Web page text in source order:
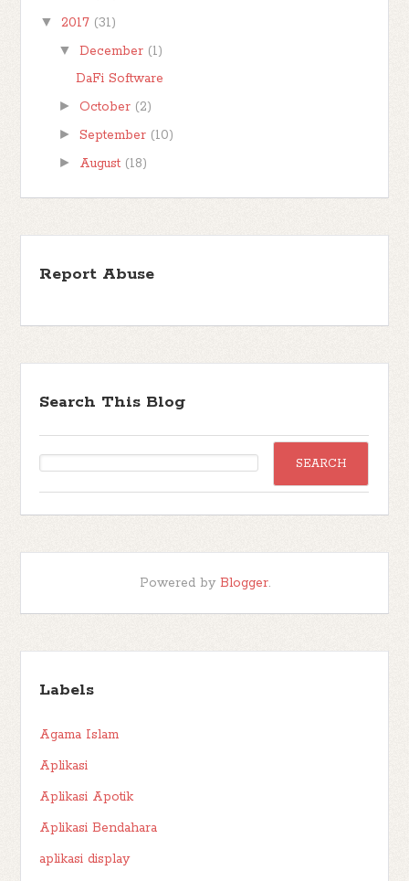
▼ 2017 (31)
▼ December (1)
DaFi Software
► October (2)
► September (10)
► August (18)
Report Abuse
Search This Blog
Powered by Blogger.
Labels
Agama Islam
Aplikasi
Aplikasi Apotik
Aplikasi Bendahara
aplikasi display